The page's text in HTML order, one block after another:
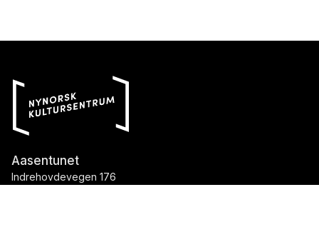
Aasentunet
Indrehovdevegen 176